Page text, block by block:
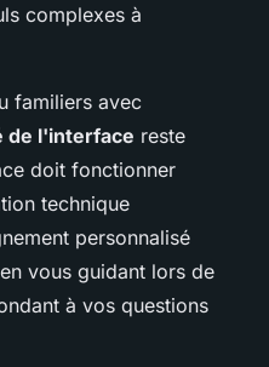
complexes à
familiers avec
de l'interface reste
doit fonctionner
technique
personnalisé
vous guidant lors de
à vos questions